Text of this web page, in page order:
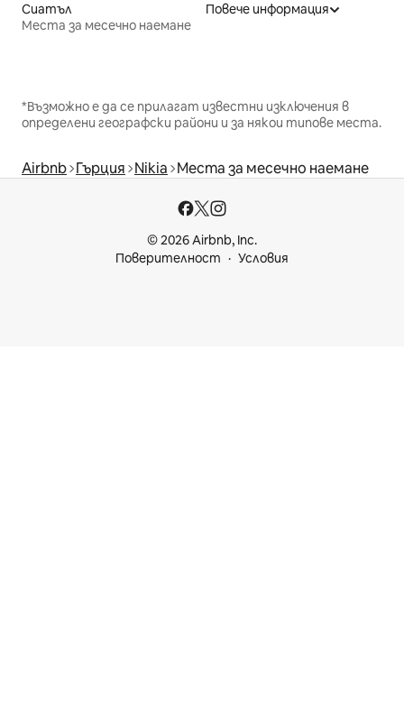
Сиатъл
Места за месечно наемане
Повече информация
*Възможно е да се прилагат известни изключения в
определени географски райони и за някои типове места.
Airbnb Гърция Nikia Места за месечно наемане
© 2026 Airbnb, Inc.
Поверителност
Условия